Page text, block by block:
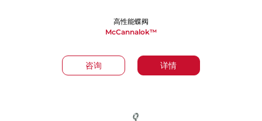
咨询 详情
高性能蝶阀
McCannalok™